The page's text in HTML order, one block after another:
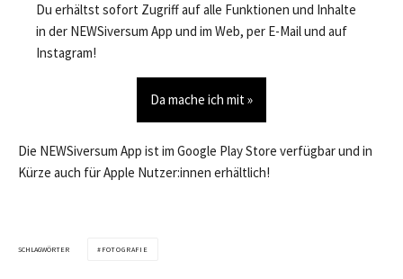
Du erhältst sofort Zugriff auf alle Funktionen und Inhalte
in der NEWSiversum App und im Web, per E-Mail und auf
Instagram!
Da mache ich mit »
Die NEWSiversum App ist im Google Play Store verfügbar und in
Kürze auch für Apple Nutzer:innen erhältlich!
SCHLAGWÖRTER FOTOGRAFIE